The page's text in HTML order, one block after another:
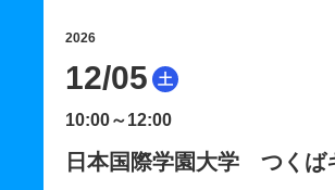
2026
12/05 土
10:00～12:00
日本国際学園大学 つくば